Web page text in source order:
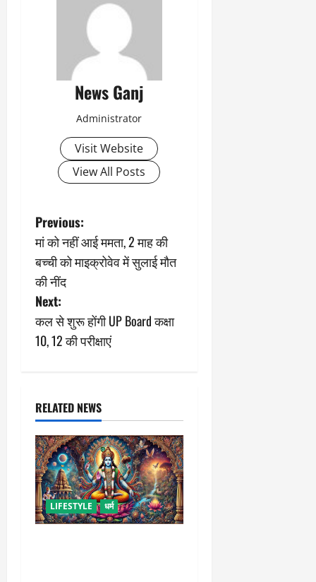
News Ganj
Administrator
Visit Website
View All Posts
P
o
s
t
n
v
i
g
a
t
Previous:
मां को नहीं आई ममता, 2 माह की
बच्ची को माइक्रोवेव में सुलाई मौत
की नींद
Next:
कल से शुरू होंगी UP Board कक्षा
10, 12 की परीक्षाएं
RELATED NEWS
LIFESTYLE धर्म